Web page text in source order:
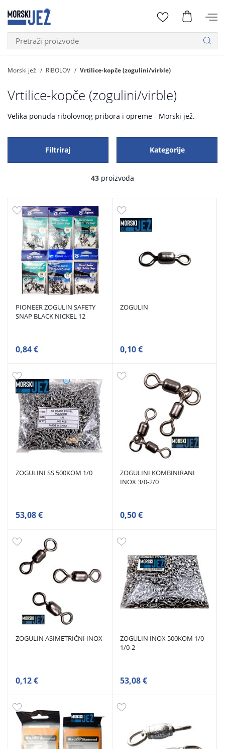
Morski jež RIBOLOV Vrtilice-kopče (zogulini/virble)
Vrtilice-kopče (zogulini/virble)
Velika ponuda ribolovnog pribora i opreme - Morski jež.
Filtriraj Kategorije
43 proizvoda
PIONEER ZOGULIN SAFETY
SNAP BLACK NICKEL 12
0,84 €
ZOGULIN
0,10 €
ZOGULINI SS 500KOM 1/0
53,08 €
ZOGULINI KOMBINIRANI
INOX 3/0-2/0
0,50 €
ZOGULIN ASIMETRIČNI INOX
0,12 €
ZOGULIN INOX 500KOM 1/0-
1/0-2
53,08 €